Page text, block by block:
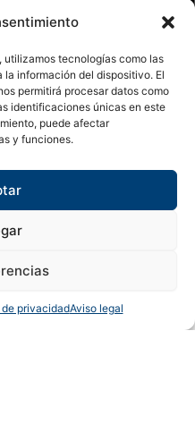
utilizamos tecnologías como las
información del dispositivo. El
permitirá procesar datos como
identificaciones únicas en este
puede afectar
y funciones.
privacidadAviso legal